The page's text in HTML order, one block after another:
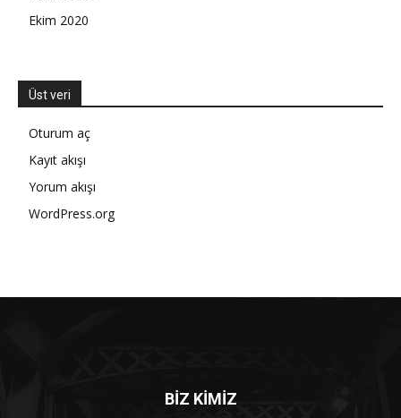
Ekim 2020
Üst veri
Oturum aç
Kayıt akışı
Yorum akışı
WordPress.org
BİZ KİMİZ